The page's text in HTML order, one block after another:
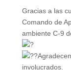
Gracias a las
Comando de
ambiente C-9
involucrados.